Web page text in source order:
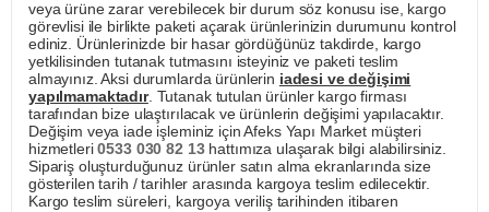
veya ürüne zarar verebilecek bir durum söz konusu ise, kargo
görevlisi ile birlikte paketi açarak ürünlerinizin durumunu kontrol
ediniz. Ürünlerinizde bir hasar gördüğünüz takdirde, kargo
yetkilisinden tutanak tutmasını isteyiniz ve paketi teslim
almayınız. Aksi durumlarda ürünlerin iadesi ve değişimi
yapılmamaktadır. Tutanak tutulan ürünler kargo firması
tarafından bize ulaştırılacak ve ürünlerin değişimi yapılacaktır.
Değişim veya iade işleminiz için Afeks Yapı Market müşteri
hizmetleri0533 030 82 13hattımıza ulaşarak bilgi alabilirsiniz.
Sipariş oluşturduğunuz ürünler satın alma ekranlarında size
gösterilen tarih / tarihler arasında kargoya teslim edilecektir.
Kargo teslim süreleri, kargoya veriliş tarihinden itibaren